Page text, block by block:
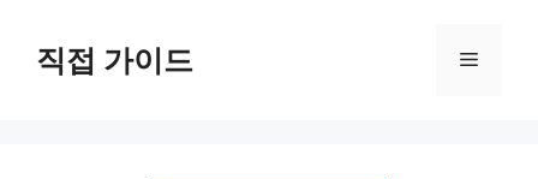
직접 가이드 메